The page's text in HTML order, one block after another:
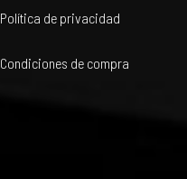
Política de privacidad
Condiciones de compra